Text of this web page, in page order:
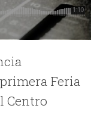
Feria
Centro